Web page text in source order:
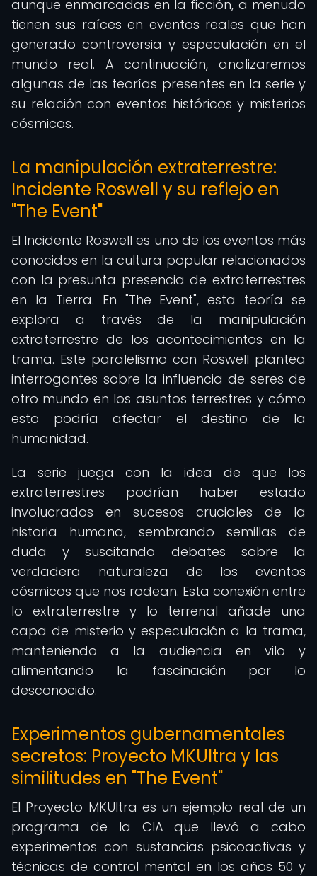
aunque enmarcadas en la ficción, a menudo
tienen sus raíces en eventos reales que han
generado controversia y especulación en el
mundo real. A continuación, analizaremos
algunas de las teorías presentes en la serie y
su relación con eventos históricos y misterios
cósmicos.
La manipulación extraterrestre:
Incidente Roswell y su reflejo en
"The Event"
El Incidente Roswell es uno de los eventos más
conocidos en la cultura popular relacionados
con la presunta presencia de extraterrestres
en la Tierra. En "The Event", esta teoría se
explora a través de la manipulación
extraterrestre de los acontecimientos en la
trama. Este paralelismo con Roswell plantea
interrogantes sobre la influencia de seres de
otro mundo en los asuntos terrestres y cómo
esto podría afectar el destino de la
humanidad.
La serie juega con la idea de que los
extraterrestres podrían haber estado
involucrados en sucesos cruciales de la
historia humana, sembrando semillas de
duda y suscitando debates sobre la
verdadera naturaleza de los eventos
cósmicos que nos rodean. Esta conexión entre
lo extraterrestre y lo terrenal añade una
capa de misterio y especulación a la trama,
manteniendo a la audiencia en vilo y
alimentando la fascinación por lo
desconocido.
Experimentos gubernamentales
secretos: Proyecto MKUltra y las
similitudes en "The Event"
El Proyecto MKUltra es un ejemplo real de un
programa de la CIA que llevó a cabo
experimentos con sustancias psicoactivas y
técnicas de control mental en los años 50 y